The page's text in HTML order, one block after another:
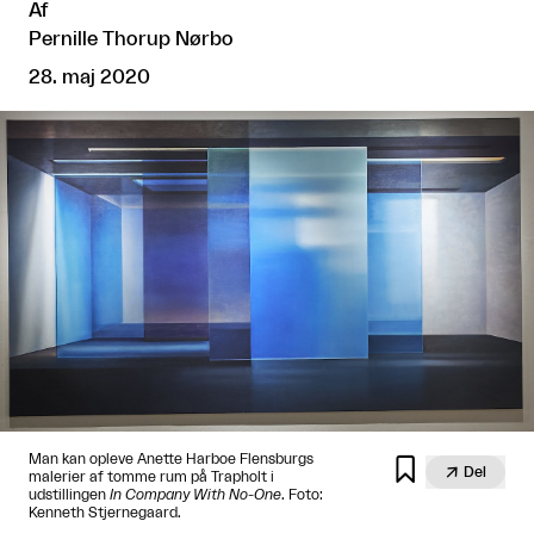
Af
Pernille Thorup Nørbo
28. maj 2020
Man kan opleve Anette Harboe Flensburgs
malerier af tomme rum på Trapholt i
udstillingen In Company With No-One. Foto:
Kenneth Stjernegaard.
  Del